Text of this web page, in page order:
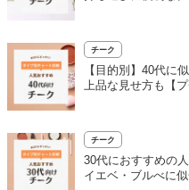
チーク
【目的別】40代に
上品な見せ方も【
チーク
30代におすすめの
イエベ・ブルべに